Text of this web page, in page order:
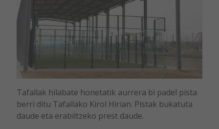
Tafallak hilabate honetatik aurrera bi padel pista
berri ditu Tafallako Kirol Hirian. Pistak bukatuta
daude eta erabiltzeko prest daude.